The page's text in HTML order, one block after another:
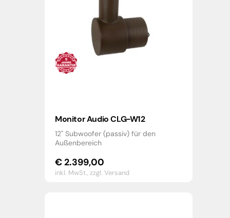
Monitor Audio CLG-W12
12" Subwoofer (passiv) für den
Außenbereich
€2.399,00
inkl. MwSt.,zzgl. Versand